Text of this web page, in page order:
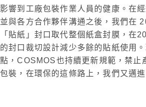
影響到工廠包裝作業人員的健康。在經
並與各方合作夥伴溝通之後，我們在
「貼紙」封口取代整個紙盒封膜，在
的封口裁切設計減少多餘的貼紙使用
點，COSMOS也持續更新規範，禁止
包裝，在環保的這條路上，我們又邁